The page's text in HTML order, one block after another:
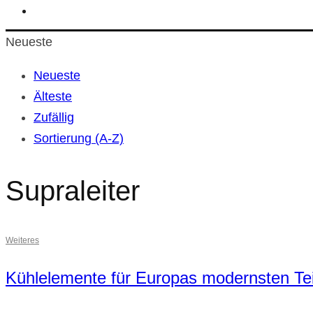
Neueste
Neueste
Älteste
Zufällig
Sortierung (A-Z)
Supraleiter
Weiteres
Kühlelemente für Europas modernsten